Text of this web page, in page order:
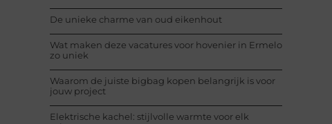
De unieke charme van oud eikenhout
Wat maken deze vacatures voor hovenier in Ermelo
zo uniek
Waarom de juiste bigbag kopen belangrijk is voor
jouw project
Elektrische kachel: stijlvolle warmte voor elk